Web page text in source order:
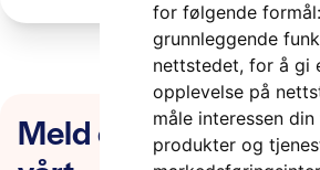
for følgende formål:
grunnleggende
nettstedet, for å gi
opplevelse på
måle interessen
produkter og
Meld deg på